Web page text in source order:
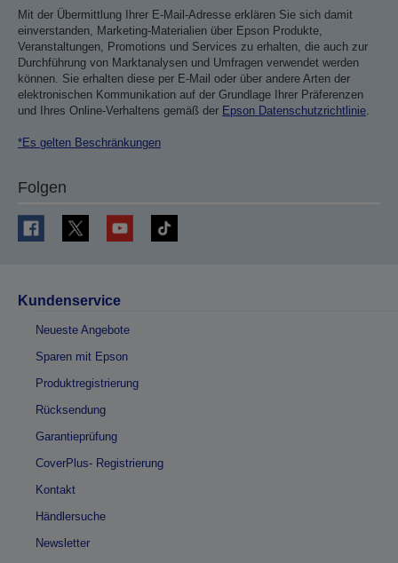
Mit der Übermittlung Ihrer E-Mail-Adresse erklären Sie sich damit
einverstanden, Marketing-Materialien über Epson Produkte,
Veranstaltungen, Promotions und Services zu erhalten, die auch zur
Durchführung von Marktanalysen und Umfragen verwendet werden
können. Sie erhalten diese per E-Mail oder über andere Arten der
elektronischen Kommunikation auf der Grundlage Ihrer Präferenzen
und Ihres Online-Verhaltens gemäß der Epson Datenschutzrichtlinie.
*Es gelten Beschränkungen
Folgen
Kundenservice
Neueste Angebote
Sparen mit Epson
Produktregistrierung
Rücksendung
Garantieprüfung
CoverPlus- Registrierung
Kontakt
Händlersuche
Newsletter